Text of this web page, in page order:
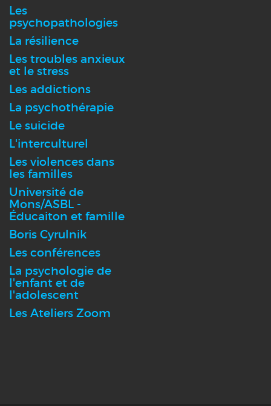
Les
psychopathologies
La résilience
Les troubles anxieux
et le stress
Les addictions
La psychothérapie
Le suicide
L'interculturel
Les violences dans
les familles
Université de
Mons/ASBL -
Éducaiton et famille
Boris Cyrulnik
Les conférences
La psychologie de
l'enfant et de
l'adolescent
Les Ateliers Zoom